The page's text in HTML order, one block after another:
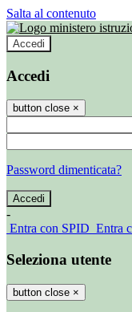
Salta al contenuto
Accedi
Accedi
button close ×
Password dimenticata?
-
Entra con SPID Entra
Seleziona utente
button close ×